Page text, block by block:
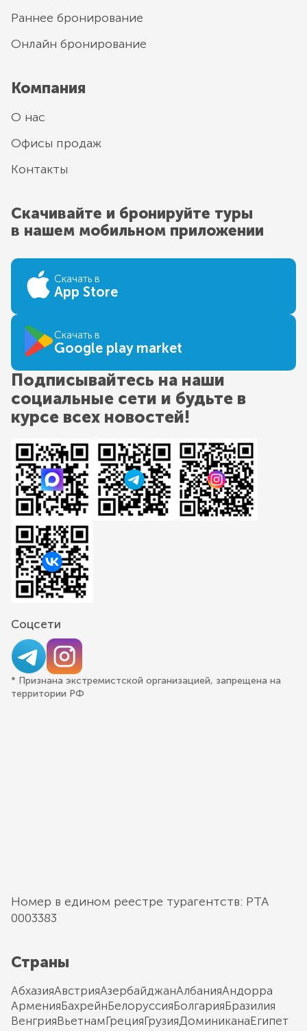
Раннее бронирование
Онлайн бронирование
Компания
О нас
Офисы продаж
Контакты
Скачивайте и бронируйте туры
в нашем мобильном приложении
Скачать в
App Store
Скачать в
Google play market
Подписывайтесь на наши
социальные сети и будьте в
курсе всех новостей!
Соцсети
* Признана экстремистской организацией, запрещена на
территории РФ
Номер в едином реестре турагентств: РТА
0003383
Страны
АбхазияАвстрияАзербайджанАлбанияАндорра
АрменияБахрейнБелоруссияБолгарияБразилия
ВенгрияВьетнамГрецияГрузияДоминиканаЕгипет